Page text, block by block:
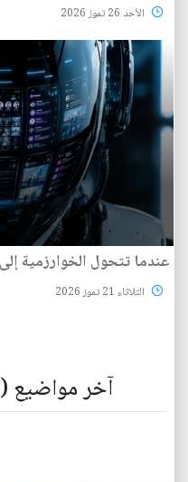
الأحد 26 تموز 2026
عندما تتحول الخوارزمية
الثلاثاء 21 تموز 2026
آخر مواضيع (